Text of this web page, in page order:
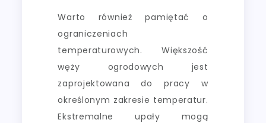
Warto również pamiętać o
ograniczeniach
temperaturowych. Większość
węży ogrodowych jest
zaprojektowana do pracy w
określonym zakresie temperatur.
Ekstremalne upały mogą